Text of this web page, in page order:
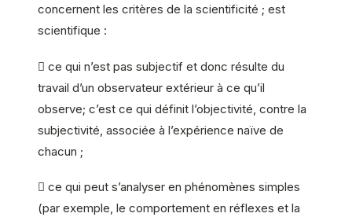
concernent les critères de la scientificité ; est
scientifique :
 ce qui n’est pas subjectif et donc résulte du
travail d’un observateur extérieur à ce qu’il
observe; c’est ce qui définit l’objectivité, contre la
subjectivité, associée à l’expérience naïve de
chacun ;
 ce qui peut s’analyser en phénomènes simples
(par exemple, le comportement en réflexes et la